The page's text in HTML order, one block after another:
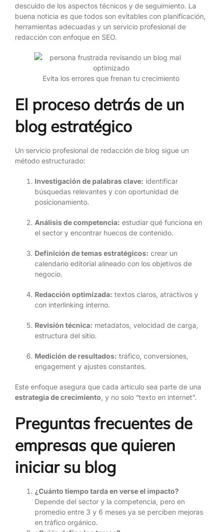
descuido de los aspectos técnicos y de seguimiento. La
buena noticia es que todos son evitables con planificación,
herramientas adecuadas y un servicio profesional de
redacción con enfoque en SEO.
Evita los errores que frenan tu crecimiento
El proceso detrás de un
blog estratégico
Un servicio profesional de redacción de blog sigue un
método estructurado:
Investigación de palabras clave: identificar
búsquedas relevantes y con oportunidad de
posicionamiento.
Análisis de competencia: estudiar qué funciona en
el sector y encontrar huecos de contenido.
Definición de temas estratégicos: crear un
calendario editorial alineado con los objetivos de
negocio.
Redacción optimizada: textos claros, atractivos y
con interlinking interno.
Revisión técnica: metadatos, velocidad de carga,
estructura del sitio.
Medición de resultados: tráfico, conversiones,
engagement y ajustes constantes.
Este enfoque asegura que cada artículo sea parte de una
estrategia de crecimiento , y no solo “texto en internet”.
Preguntas frecuentes de
empresas que quieren
iniciar su blog
¿Cuánto tiempo tarda en verse el impacto?
Depende del sector y la competencia, pero en
promedio entre 3 y 6 meses ya se perciben mejoras
en tráfico orgánico.